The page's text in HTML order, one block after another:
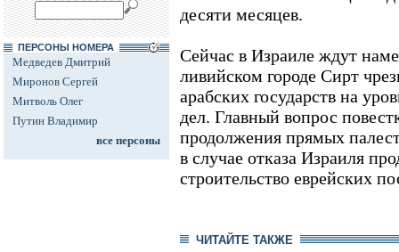
ПЕРСОНЫ НОМЕРА
Медведев Дмитрий
Миронов Сергей
Митволь Олег
Путин Владимир
все персоны
десяти месяцев.
Сейчас в Израиле ждут
ливийском городе Сирт
арабских государств на
дел. Главный вопрос
продолжения прямых
в случае отказа Израиля
строительство еврейских
ЧИТАЙТЕ ТАКЖЕ